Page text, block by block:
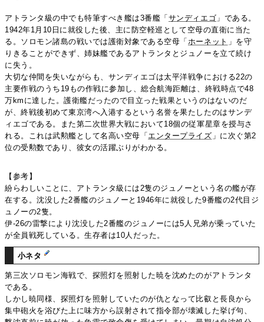
アトランタ級の中でも特筆すべき艦は3番艦「 サンディエゴ 」である。
1942年1月10日に就役した後、主に防空軽巡として空母の直衛に当た
る。ソロモン諸島の戦いでは護衛対象である空母「 ホーネット 」を守
りきることができず、姉妹艦であるアトランタとジュノーを立て続け
に失う。
大切な仲間を失いながらも、サンディエゴは太平洋戦争における22の
主要作戦のうち19もの作戦に参加し、総合航海距離は、終戦時点で48
万kmに達した。護衛艦だったので目立った戦果というのはないのだ
が、終戦後初めて東京湾へ入港するという名誉を果たしたのはサンデ
ィエゴである。また第二次世界大戦において18個の従軍星章を授与さ
れる。これは武勲艦として名高い空母「 エンタープライズ 」に次ぐ第2
位の受勲数であり、彼女の活躍ぶりがわかる。
【参考】
紛らわしいことに、アトランタ級には2隻のジュノーという名の艦が存
在する。沈没した2番艦のジュノーと1946年に就役した9番艦の2代目ジ
ュノーの2隻。
伊-26の雷撃により沈没した2番艦のジュノーには5人兄弟が乗っていた
が全員戦死している。生存者は10人だった。
小ネタ
第三次ソロモン海戦で、探照灯を照射した暁を沈めたのがアトランタ
である。
しかし暁同様、探照灯を照射していたのが仇となって比叡と長良から
集中砲火を浴びた上に味方から誤射されて指令部が壊滅した挙げ句、